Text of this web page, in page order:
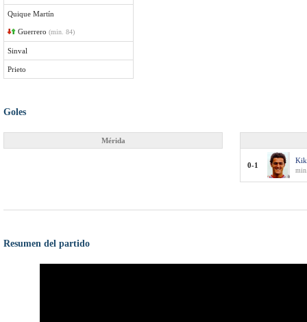
Quique Martín
Guerrero (min. 84)
Sinval
Prieto
Goles
Mérida
0-1
Resumen del partido